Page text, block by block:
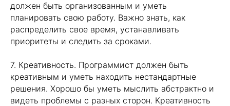
должен быть организованным и уметь
планировать свою работу. Важно знать, как
распределить свое время, устанавливать
приоритеты и следить за сроками.
7. Креативность. Программист должен быть
креативным и уметь находить нестандартные
решения. Хорошо бы уметь мыслить абстрактно и
видеть проблемы с разных сторон. Креативность